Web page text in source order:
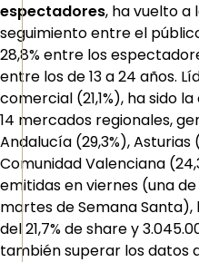
espectadores, ha vuelto a
seguimiento entre el
28,8% entre los
entre los de 13 a 24 años.
comercial (21,1%), ha sido
14 mercados regionales,
Andalucía (29,3%), Asturias
Comunidad Valenciana
emitidas en viernes (una
martes de Semana
del 21,7% de share y
también superar los datos